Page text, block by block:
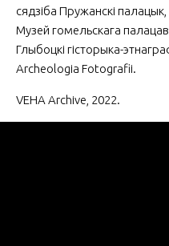
сядзіба Пружанскі
Музей гомельскага
Глыбоцкі гісторыка-
Archeologia Fotografii.
VEHA Archive, 2022.